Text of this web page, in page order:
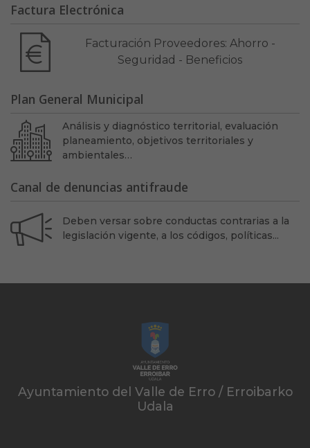
Factura Electrónica
Facturación Proveedores: Ahorro -
Seguridad - Beneficios
Plan General Municipal
Análisis y diagnóstico territorial, evaluación
planeamiento, objetivos territoriales y
ambientales…
Canal de denuncias antifraude
Deben versar sobre conductas contrarias a la
legislación vigente, a los códigos, políticas...
Ayuntamiento del Valle de Erro / Erroibarko
Udala